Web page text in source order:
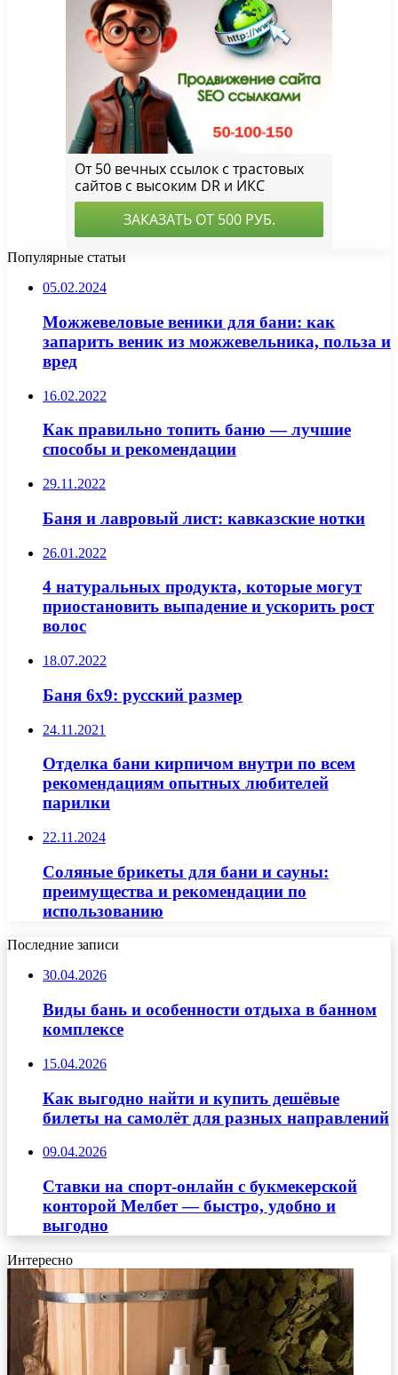
Популярные статьи
05.02.2024
Можжевеловые веники для бани: как
запарить веник из можжевельника, польза и
вред
16.02.2022
Как правильно топить баню — лучшие
способы и рекомендации
29.11.2022
Баня и лавровый лист: кавказские нотки
26.01.2022
4 натуральных продукта, которые могут
приостановить выпадение и ускорить рост
волос
18.07.2022
Баня 6х9: русский размер
24.11.2021
Отделка бани кирпичом внутри по всем
рекомендациям опытных любителей
парилки
22.11.2024
Соляные брикеты для бани и сауны:
преимущества и рекомендации по
использованию
Последние записи
30.04.2026
Виды бань и особенности отдыха в банном
комплексе
15.04.2026
Как выгодно найти и купить дешёвые
билеты на самолёт для разных направлений
09.04.2026
Ставки на спорт-онлайн с букмекерской
конторой Мелбет — быстро, удобно и
выгодно
Интересно